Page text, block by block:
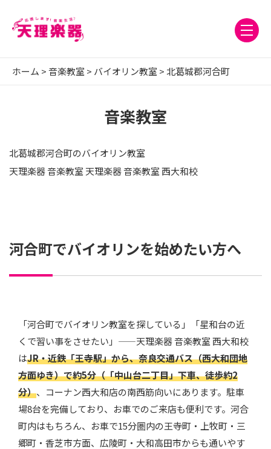
ホーム >音楽教室 > バイオリン教室 >北葛城郡河合町
音楽教室
北葛城郡河合町のバイオリン教室
天理楽器 音楽教室 天理楽器 音楽教室 西大和校
河合町でバイオリンを始めたい方へ
「河合町でバイオリン教室を探している」「星和台の近
くで習い事をさせたい」——天理楽器 音楽教室 西大和校
はJR・近鉄「王寺駅」から、奈良交通バス（西大和団地
方面ゆき）で約5分（「中山台二丁目」下車、徒歩約2
分）、コーナン西大和店の南西筋向いにあります。駐車
場8台を完備しており、お車でのご来店も便利です。河合
町内はもちろん、お車で15分圏内の王寺町・上牧町・三
郷町・香芝市方面、広陵町・大和高田市からも通いやす